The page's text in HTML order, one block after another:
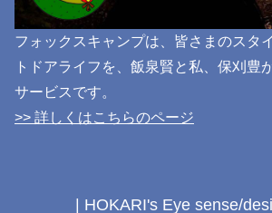
フォックスキャンプは、皆さまのスタ
トドアライフを、飯泉賢と私、保刈豊
サービスです。
>> 詳しくはこちらのページ
| HOKARI's Eye sense/